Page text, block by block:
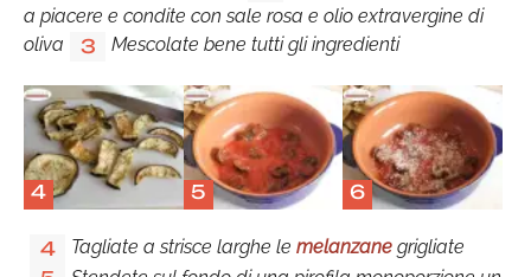
a piacere e condite con sale rosa e olio extravergine di
oliva
3 Mescolate bene tutti gli ingredienti
4 5 6
4 Tagliate a strisce larghe le melanzane grigliate